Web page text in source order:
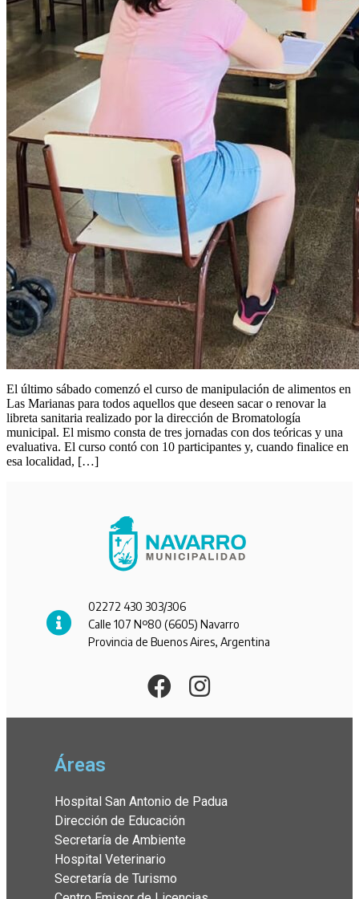
El último sábado comenzó el curso de manipulación de alimentos en
Las Marianas para todos aquellos que deseen sacar o renovar la
libreta sanitaria realizado por la dirección de Bromatología
municipal. El mismo consta de tres jornadas con dos teóricas y una
evaluativa. El curso contó con 10 participantes y, cuando finalice en
esa localidad, […]
02272 430 303/306
Calle 107 Nº80 (6605) Navarro
Provincia de Buenos Aires, Argentina
Áreas
Hospital San Antonio de Padua
Dirección de Educación
Secretaría de Ambiente
Hospital Veterinario
Secretaría de Turismo